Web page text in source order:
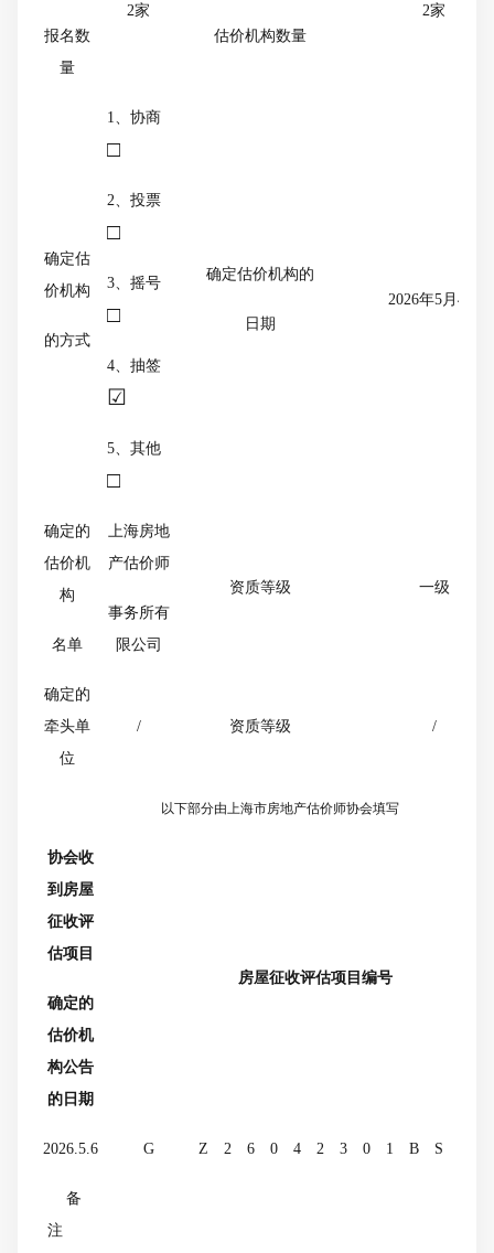
报名数
量
2家
估价机构数量
2家
确定估
价机构
的方式
1、协商
□
2、投票
□
3、摇号
□
4、抽签
☑
5、其他
□
确定估价机构的
日期
2026年5月 4
确定的
估价机
构
名单
上海房地
产估价师
事务所有
限公司
资质等级 一级
确定的
牵头单
位
/ 资质等级 /
以下部分由上海市房地产估价师协会填写
协会收
到房屋
征收评
估项目
确定的
估价机
构公告
的日期
房屋征收评估项目编号
2026.5.6 G Z 2 6 0 4 2 3 0 1 B S
备
注